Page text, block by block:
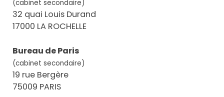
(cabinet secondaire)
32 quai Louis Durand
17000 LA ROCHELLE
Bureau de Paris
(cabinet secondaire)
19 rue Bergère
75009 PARIS